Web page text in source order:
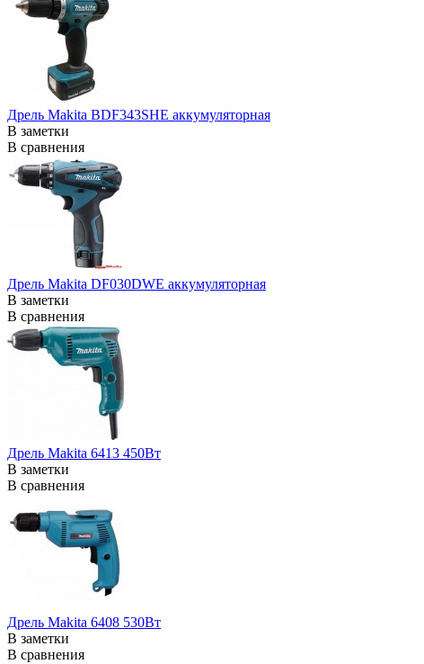
Дрель Makita BDF343SHE аккумуляторная
В заметки
В сравнения
Дрель Makita DF030DWE аккумуляторная
В заметки
В сравнения
Дрель Makita 6413 450Вт
В заметки
В сравнения
Дрель Makita 6408 530Вт
В заметки
В сравнения